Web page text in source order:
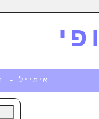
אימייל - email - Dita@DitaOfarim.co.il